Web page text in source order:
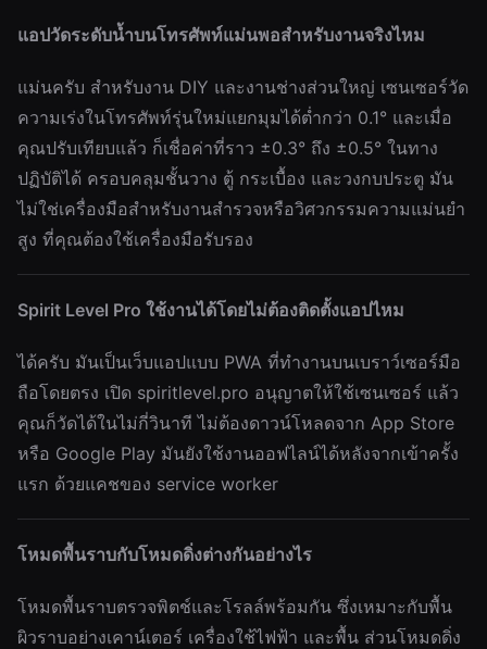
แอปวัดระดับน้ำบนโทรศัพท์แม่นพอสำหรับงานจริงไหม
แม่นครับ สำหรับงาน DIY และงานช่างส่วนใหญ่ เซนเซอร์วัด
ความเร่งในโทรศัพท์รุ่นใหม่แยกมุมได้ต่ำกว่า 0.1° และเมื่อ
คุณปรับเทียบแล้ว ก็เชื่อค่าที่ราว ±0.3° ถึง ±0.5° ในทาง
ปฏิบัติได้ ครอบคลุมชั้นวาง ตู้ กระเบื้อง และวงกบประตู มัน
ไม่ใช่เครื่องมือสำหรับงานสำรวจหรือวิศวกรรมความแม่นยำ
สูง ที่คุณต้องใช้เครื่องมือรับรอง
Spirit Level Pro ใช้งานได้โดยไม่ต้องติดตั้งแอปไหม
ได้ครับ มันเป็นเว็บแอปแบบ PWA ที่ทำงานบนเบราว์เซอร์มือ
ถือโดยตรง เปิด spiritlevel.pro อนุญาตให้ใช้เซนเซอร์ แล้ว
คุณก็วัดได้ในไม่กี่วินาที ไม่ต้องดาวน์โหลดจาก App Store
หรือ Google Play มันยังใช้งานออฟไลน์ได้หลังจากเข้าครั้ง
แรก ด้วยแคชของ service worker
โหมดพื้นราบกับโหมดดิ่งต่างกันอย่างไร
โหมดพื้นราบตรวจพิตช์และโรลล์พร้อมกัน ซึ่งเหมาะกับพื้น
ผิวราบอย่างเคาน์เตอร์ เครื่องใช้ไฟฟ้า และพื้น ส่วนโหมดดิ่ง